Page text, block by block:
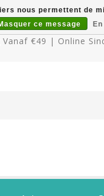
€49 | Online
nous permettent de
ce message